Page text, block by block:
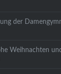
der
Weihnachten